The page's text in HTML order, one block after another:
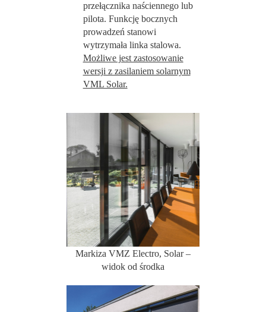
przełącznika naściennego lub
pilota. Funkcję bocznych
prowadzeń stanowi
wytrzymała linka stalowa.
Możliwe jest zastosowanie
wersji z zasilaniem solarnym
VML Solar.
Markiza VMZ Electro, Solar –
widok od środka